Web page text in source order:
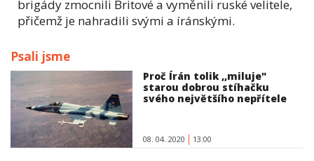
brigády zmocnili Britové a vyměnili ruské velitele,
přičemž je nahradili svými a íránskými.
Psali jsme
Proč Írán tolik ,,miluje"
starou dobrou stíhačku
svého největšího nepřítele
08. 04. 2020 13:00